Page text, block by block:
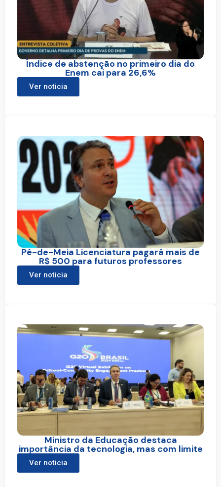
Índice de abstenção no primeiro dia do
Enem cai para 26,6%
Ver noticia
Pé-de-Meia Licenciatura pagará mais de
R$ 500 para futuros professores
Ver noticia
Ministro da Educação destaca
importância da tecnologia, mas com limite
Ver noticia